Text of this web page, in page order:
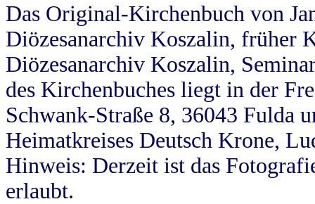
Das Original-Kirchenbuch von
Diözesanarchiv Koszalin, früher
Diözesanarchiv Koszalin,
des Kirchenbuches liegt in der
Schwank-Straße 8, 36043 Fulda
Heimatkreises Deutsch Krone,
Hinweis: Derzeit ist das
erlaubt.